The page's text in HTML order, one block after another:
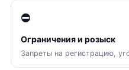
⛔
Ограничения и розыск
Запреты на регистрацию,